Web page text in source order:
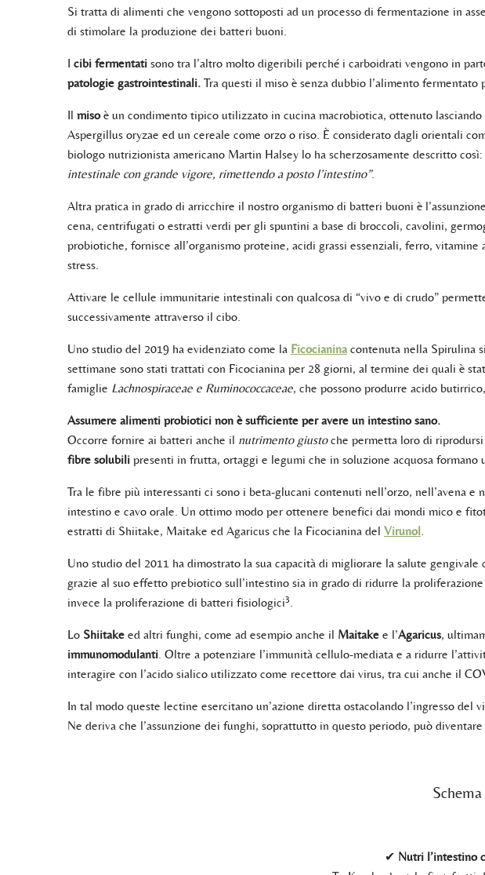
Si tratta di alimenti che vengono sottoposti ad un processo di fermentazione in
di stimolare la produzione dei batteri buoni.
I cibi fermentati sono tra l’altro molto digeribili perché i carboidrati vengono in
patologie gastrointestinali. Tra questi il miso è senza dubbio l’alimento
Il misoè un condimento tipico utilizzato in cucina macrobiotica, ottenuto
Aspergillus oryzae ed un cereale come orzo o riso. È considerato dagli orientali
biologo nutrizionista americano Martin Halsey lo ha scherzosamente descritto così:
intestinale con grande vigore, rimettendo a posto l’intestino”.
Altra pratica in grado di arricchire il nostro organismo di batteri buoni è
cena, centrifugati o estratti verdi per gli spuntini a base di broccoli, cavolini,
probiotiche, fornisce all’organismo proteine, acidi grassi essenziali, ferro,
stress.
Attivare le cellule immunitarie intestinali con qualcosa di “vivo e di crudo”
successivamente attraverso il cibo.
Uno studio del 2019 ha evidenziato come la Ficocianinacontenuta nella Spirulina
settimane sono stati trattati con Ficocianina per 28 giorni, al termine dei quali è
famiglie Lachnospiraceae e Ruminococcaceae, che possono produrre acido
Assumere alimenti probiotici non è sufficiente per avere un intestino sano.
Occorre fornire ai batteri anche il nutrimento giustoche permetta loro di
fibre solubili presenti in frutta, ortaggi e legumi che in soluzione acquosa
Tra le fibre più interessanti ci sono i beta-glucani contenuti nell’orzo, nell’avena e
intestino e cavo orale. Un ottimo modo per ottenere benefici dai mondi mico e
estratti di Shiitake, Maitake ed Agaricus che la Ficocianina del Virunol.
Uno studio del 2011 ha dimostrato la sua capacità di migliorare la salute gengivale
grazie al suo effetto prebiotico sull’intestino sia in grado di ridurre la
invece la proliferazione di batteri fisiologici3.
Lo Shiitake ed altri funghi, come ad esempio anche il Maitake e l’Agaricus,
immunomodulanti. Oltre a potenziare l’immunità cellulo-mediata e a ridurre
interagire con l’acido sialico utilizzato come recettore dai virus, tra cui anche il
In tal modo queste lectine esercitano un’azione diretta ostacolando l’ingresso del
Ne deriva che l’assunzione dei funghi, soprattutto in questo periodo, può
✔ Nutri l’intestino